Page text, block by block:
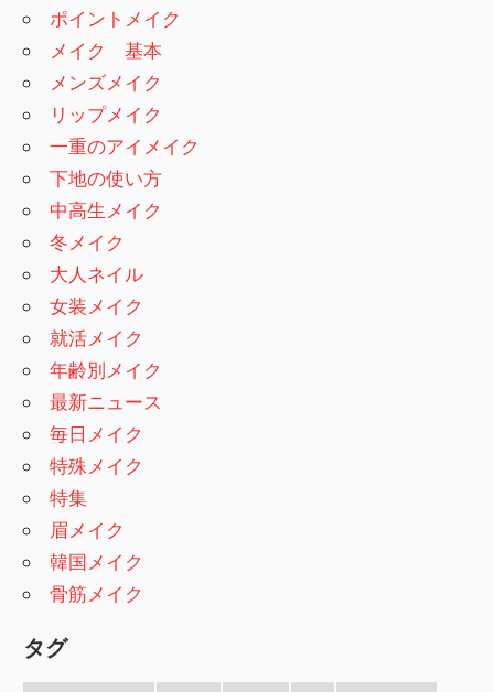
ポイントメイク
メイク 基本
メンズメイク
リップメイク
一重のアイメイク
下地の使い方
中高生メイク
冬メイク
大人ネイル
女装メイク
就活メイク
年齢別メイク
最新ニュース
毎日メイク
特殊メイク
特集
眉メイク
韓国メイク
骨筋メイク
タグ